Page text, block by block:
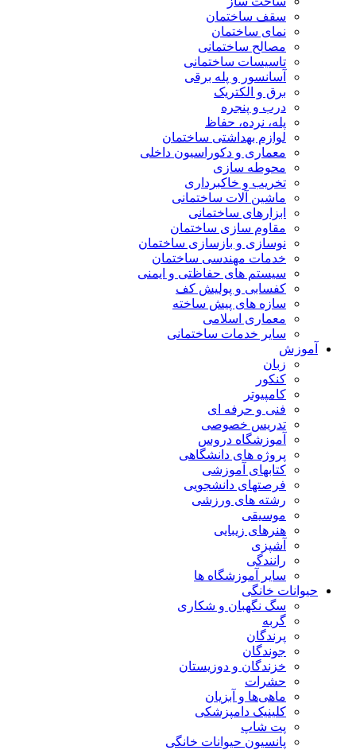
سقف ساختمان
نمای ساختمان
مصالح ساختمانی
تاسیسات ساختمانی
آسانسور و پله برقی
برق و الکتریک
درب و پنجره
پله، نرده، حفاظ
لوازم بهداشتی ساختمان
معماری و دکوراسیون داخلی
محوطه سازی
تخریب و خاکبرداری
ماشین آلات ساختمانی
ابزارهای ساختمانی
مقاوم سازی ساختمان
نوسازی و بازسازی ساختمان
خدمات مهندسی ساختمان
سیستم های حفاظتی و ایمنی
کفسابی و پولیش کف
سازه های پیش ساخته
معماری اسلامی
سایر خدمات ساختمانی
آموزش
زبان
کنکور
کامپیوتر
فنی و حرفه ای
تدریس خصوصی
آموزشگاه دروس
پروژه های دانشگاهی
کتابهای آموزشی
فرصتهای دانشجویی
رشته های ورزشی
موسیقی
هنرهای زیبایی
آشپزی
رانندگی
سایر آموزشگاه ها
حیوانات خانگی
سگ نگهبان و شکاری
گربه
پرندگان
جوندگان
خزندگان و دوزیستان
حشرات
ماهی‌ها و آبزیان
کلینیک دامپزشکی
پت شاپ
پانسیون حیوانات خانگی